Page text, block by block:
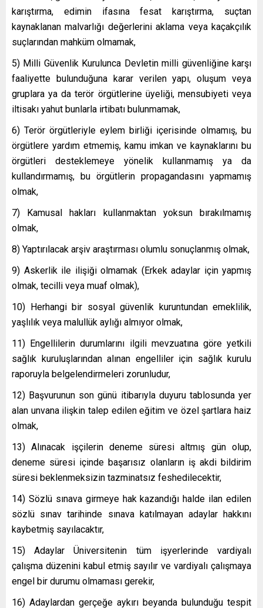
karıştırma, edimin ifasına fesat karıştırma, suçtan
kaynaklanan malvarlığı değerlerini aklama veya kaçakçılık
suçlarından mahküm olmamak,
5) Milli Güvenlik Kurulunca Devletin milli güvenliğine karşı
faaliyette bulunduğuna karar verilen yapı, oluşum veya
gruplara ya da terör örgütlerine üyeliği, mensubiyeti veya
iltisakı yahut bunlarla irtibatı bulunmamak,
6) Terör örgütleriyle eylem birliği içerisinde olmamış, bu
örgütlere yardım etmemiş, kamu imkan ve kaynaklarını bu
örgütleri desteklemeye yönelik kullanmamış ya da
kullandırmamış, bu örgütlerin propagandasını yapmamış
olmak,
7) Kamusal hakları kullanmaktan yoksun bırakılmamış
olmak,
8) Yaptırılacak arşiv araştırması olumlu sonuçlanmış olmak,
9) Askerlik ile ilişiği olmamak (Erkek adaylar için yapmış
olmak, tecilli veya muaf olmak),
10) Herhangi bir sosyal güvenlik kuruntundan emeklilik,
yaşlılık veya malullük aylığı almıyor olmak,
11) Engellilerin durumlarını ilgili mevzuatına göre yetkili
sağlık kuruluşlarından alınan engelliler için sağlık kurulu
raporuyla belgelendirmeleri zorunludur,
12) Başvurunun son günü itibarıyla duyuru tablosunda yer
alan unvana ilişkin talep edilen eğitim ve özel şartlara haiz
olmak,
13) Alınacak işçilerin deneme süresi altmış gün olup,
deneme süresi içinde başarısız olanların iş akdi bildirim
süresi beklenmeksizin tazminatsız feshedilecektir,
14) Sözlü sınava girmeye hak kazandığı halde ilan edilen
sözlü sınav tarihinde sınava katılmayan adaylar hakkını
kaybetmiş sayılacaktır,
15) Adaylar Üniversitenin tüm işyerlerinde vardiyalı
çalışma düzenini kabul etmiş sayılır ve vardiyalı çalışmaya
engel bir durumu olmaması gerekir,
16) Adaylardan gerçeğe aykırı beyanda bulunduğu tespit